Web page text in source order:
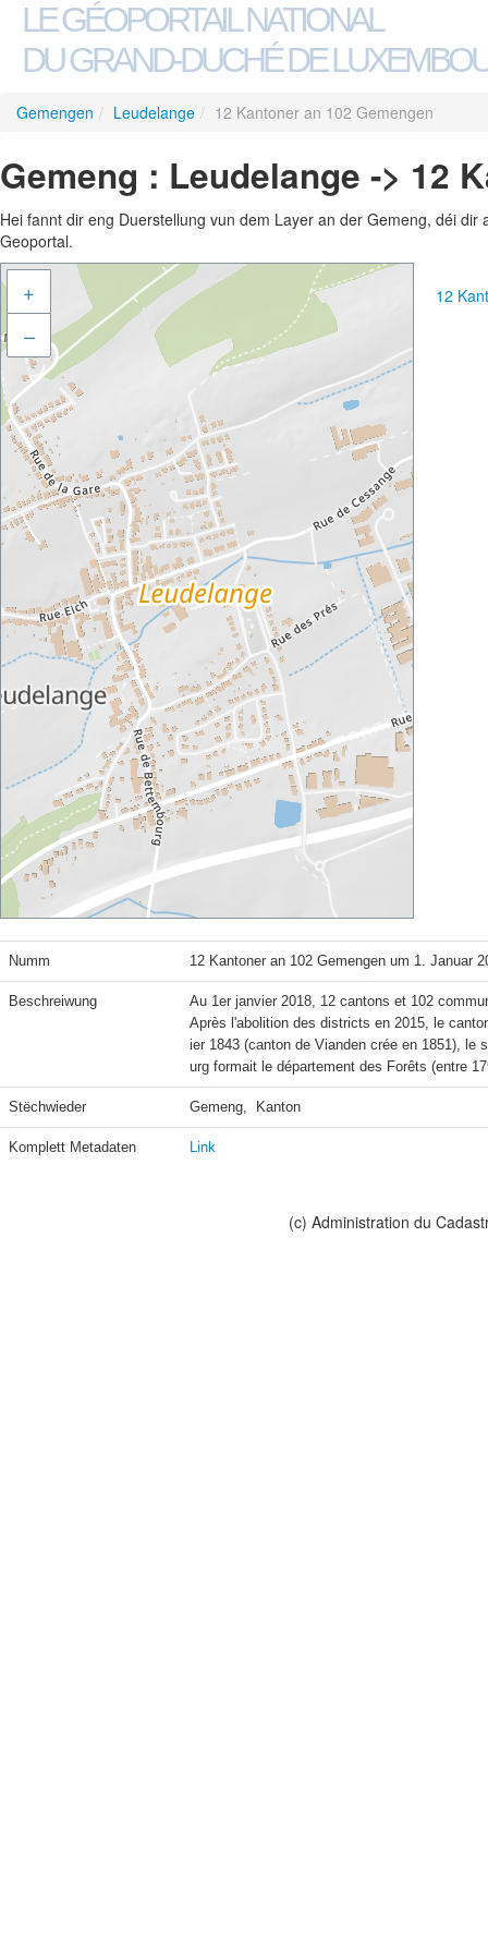
LE GÉOPORTAIL NATIONAL
DU GRAND-DUCHÉ DE
Gemengen / Leudelange / 12 Kantoner an 102 Gemengen
Gemeng : Leudelange -> 12
Hei fannt dir eng Duerstellung vun dem Layer an der Gemeng, déi
Geoportal.
+
–
12
Numm 12 Kantoner an 102 Gemengen um 1. Januar
Beschreiwung
Au 1er janvier 2018, 12 cantons et 102
Après l'abolition des districts en 2015, le
ier 1843 (canton de Vianden crée en 1851), le
Stëchwieder Gemeng,  Kanton
Komplett Metadaten Link
(c) Administration du